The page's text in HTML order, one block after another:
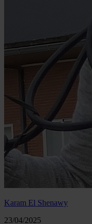
Karam El Shenawy
23/04/2025